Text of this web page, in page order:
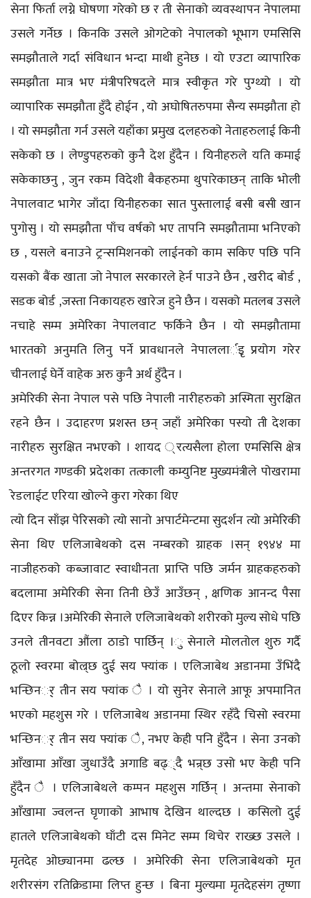
सेना फिर्ता लग्ने घोषणा गरेको छ र ती सेनाको व्यवस्थापन नेपालमा
उसले गर्नेछ । किनकि उसले ओगटेको नेपालको भूभाग एमसिसि
समझौताले गर्दा संविधान भन्दा माथी हुनेछ । यो एउटा व्यापारिक
समझौता मात्र भए मंत्रीपरिषदले मात्र स्वीकृत गरे पुग्थ्यो । यो
व्यापारिक समझौता हुँदै होईन , यो अघोषितरुपमा सैन्य समझौता हो
। यो समझौता गर्न उसले यहाँका प्रमुख दलहरुको नेताहरुलाई किनी
सकेको छ । लेण्डुपहरुको कुनै देश हुँदैन । यिनीहरुले यति कमाई
सकेकाछनु , जुन रकम विदेशी बैकहरुमा थुपारेकाछन् ताकि भोली
नेपालवाट भागेर जाँदा यिनीहरुका सात पुस्तालाई बसी बसी खान
पुगोसु । यो समझौता पाँच वर्षको भए तापनि समझौतामा भनिएको
छ , यसले बनाउने ट्रन्समिशनको लाईनको काम सकिए पछि पनि
यसको बैंक खाता जो नेपाल सरकारले हेर्न पाउने छैन , खरीद बोर्ड ,
सडक बोर्ड ,जस्ता निकायहरु खारेज हुने छैन । यसको मतलब उसले
नचाहे सम्म अमेरिका नेपालवाट फर्किने छैन । यो समझौतामा
भारतको अनुमति लिनु पर्ने प्रावधानले नेपाललार्इृ प्रयोग गरेर
चीनलाई घेर्ने वाहेक अरु कुनै अर्थ हुँदैन ।
अमेरिकी सेना नेपाल पसे पछि नेपाली नारीहरुको अस्मिता सुरक्षित
रहने छैन । उदाहरण प्रशस्त छन् जहाँ अमेरिका पस्यो ती देशका
नारीहरु सुरक्षित नभएको । शायद ्रत्यसैला होला एमसिसि क्षेत्र
अन्तरगत गण्डकी प्रदेशका तत्काली कम्युनिष्ट मुख्यमंत्रीले पोखरामा
रेडलाईट एरिया खोल्ने कुरा गरेका थिए
त्यो दिन साँझ पेरिसको त्यो सानो अपार्टमेन्टमा सुदर्शन त्यो अमेरिकी
सेना थिए एलिजाबेथको दस नम्बरको ग्राहक ।सन् १९४४ मा
नाजीहरुको कब्जावाट स्वाधीनता प्राप्ति पछि जर्मन ग्राहकहरुको
बदलामा अमेरिकी सेना तिनी छेउँ आउँछन् , क्षणिक आनन्द पैसा
दिएर किन्न ।अमेरिकी सेनाले एलिजाबेथको शरीरको मुल्य सोधे पछि
उनले तीनवटा औंला ठाडो पार्छिन् ।ु सेनाले मोलतोल शुरु गर्दै
ठूलो स्वरमा बोल्र्छ दुई सय फ्यांक । एलिजाबेथ अडानमा उँभिंदै
भन्छिनर्् तीन सय फ्यांक ै । यो सुनेर सेनाले आफू अपमानित
भएको महशुस गरे । एलिजाबेथ अडानमा स्थिर रहँदै चिसो स्वरमा
भन्छिनर्् तीन सय फ्यांक ै, नभए केही पनि हुँदैन । सेना उनको
आँखामा आँखा जुधाउँदै अगाडि बढ््दै भन्र्छ उसो भए केही पनि
हुँदैन ै । एलिजाबेथले कम्पन महशुस गर्छिन् । अन्तमा सेनाको
आँखामा ज्वलन्त घृणाको आभाष देखिन थाल्दछ । कसिलो दुई
हातले एलिजाबेथको घाँटी दस मिनेट सम्म थिचेर राख्छ उसले ।
मृतदेह ओछ्यानमा ढल्छ । अमेरिकी सेना एलिजाबेथको मृत
शरीरसंग रतिक्रिडामा लिप्त हुन्छ । बिना मुल्यमा मृतदेहसंग तृष्णा